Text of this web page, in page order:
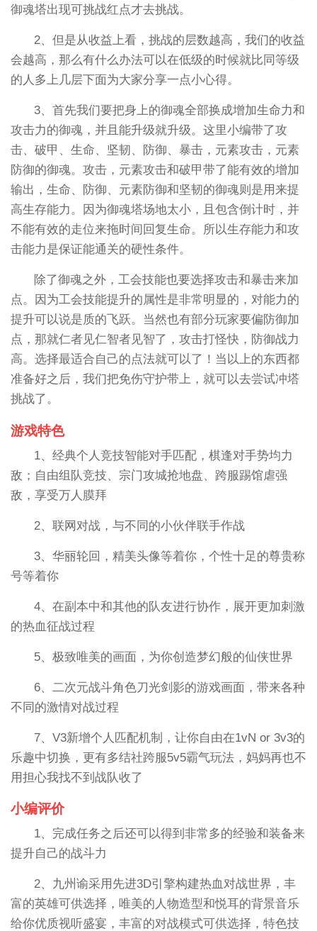
御魂塔出现可挑战红点才去挑战。
2、但是从收益上看，挑战的层数越高，我们的收益
会越高，那么有什么办法可以在低级的时候就比同等级
的人多上几层下面为大家分享一点小心得。
3、首先我们要把身上的御魂全部换成增加生命力和
攻击力的御魂，并且能升级就升级。这里小编带了攻
击、破甲、生命、坚韧、防御、暴击，元素攻击，元素
防御的御魂。攻击，元素攻击和破甲带了能有效的增加
输出，生命、防御、元素防御和坚韧的御魂则是用来提
高生存能力。因为御魂塔场地太小，且包含倒计时，并
不能有效的走位来拖时间回复生命。所以生存能力和攻
击能力是保证能通关的硬性条件。
除了御魂之外，工会技能也要选择攻击和暴击来加
点。因为工会技能提升的属性是非常明显的，对能力的
提升可以说是质的飞跃。当然也有部分玩家要偏防御加
点，那就仁者见仁智者见智了，攻击打怪快，防御战力
高。选择最适合自己的点法就可以了！当以上的东西都
准备好之后，我们把免伤守护带上，就可以去尝试冲塔
挑战了。
游戏特色
1、经典个人竞技智能对手匹配，棋逢对手势均力
敌；自由组队竞技、宗门攻城抢地盘、跨服踢馆虐强
敌，享受万人膜拜
2、联网对战，与不同的小伙伴联手作战
3、华丽轮回，精美头像等着你，个性十足的尊贵称
号等着你
4、在副本中和其他的队友进行协作，展开更加刺激
的热血征战过程
5、极致唯美的画面，为你创造梦幻般的仙侠世界
6、二次元战斗角色刀光剑影的游戏画面，带来各种
不同的激情对战过程
7、V3新增个人匹配机制，让你自由在1vN or 3v3的
乐趣中切换，更有多结社跨服5v5霸气玩法，妈妈再也不
用担心我找不到战队收了
小编评价
1、完成任务之后还可以得到非常多的经验和装备来
提升自己的战斗力
2、九州谕采用先进3D引擎构建热血对战世界，丰
富的英雄可供选择，唯美的人物造型和悦耳的背景音乐
给你优质视听盛宴，丰富的对战模式可供选择，特色技